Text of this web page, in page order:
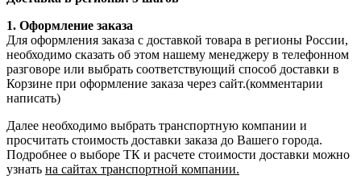
1. Оформление заказа
Для оформления заказа с доставкой товара в регионы России,
необходимо сказать об этом нашему менеджеру в телефонном
разговоре или выбрать соответствующий способ доставки в
Корзине при оформление заказа через сайт.(комментарии
написать)
Далее необходимо выбрать транспортную компании и
просчитать стоимость доставки заказа до Вашего города.
Подробнее о выборе ТК и расчете стоимости доставки можно
узнать на сайтах транспортной компании.